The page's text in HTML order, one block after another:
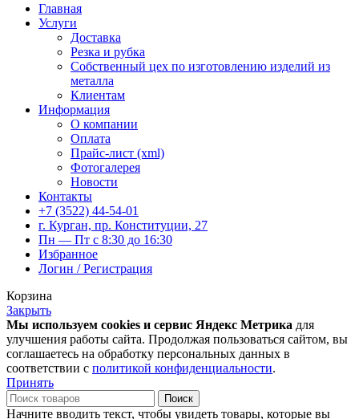
Главная
Услуги
Доставка
Резка и рубка
Собственный цех по изготовлению изделий из
металла
Клиентам
Информация
О компании
Оплата
Прайс-лист (xml)
Фотогалерея
Новости
Контакты
+7 (3522) 44-54-01
г. Курган, пр. Конституции, 27
Пн — Пт с 8:30 до 16:30
Избранное
Логин / Регистрация
Корзина
Закрыть
Мы используем cookies и сервис Яндекс Метрика для
улучшения работы сайта. Продолжая пользоваться сайтом, вы
соглашаетесь на обработку персональных данных в
соответствии с политикой конфиденциальности.
Принять
Поиск
Начните вводить текст, чтобы увидеть товары, которые вы